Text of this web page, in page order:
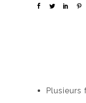
Plusieurs